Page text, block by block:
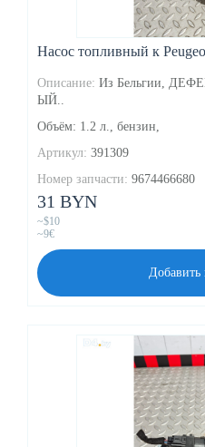
Насос топливный к
Описание: Из Бельгии,
ЫЙ..
Объём: 1.2 л., бензин,
Артикул: 391309
Номер запчасти: 9674466680
31 BYN
~$10
~9€
Добавить